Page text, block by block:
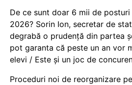
De ce sunt doar 6 mii de
2026? Sorin Ion, secretar de
degrabă o prudență din partea
pot garanta că peste un an vor
elevi / Este și un joc de
Proceduri noi de reorganizare